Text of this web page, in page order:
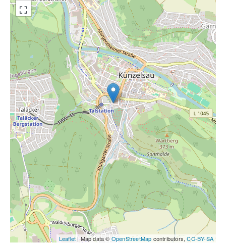
Leaflet| Map data © OpenStreetMap contributors,CC-BY-SA